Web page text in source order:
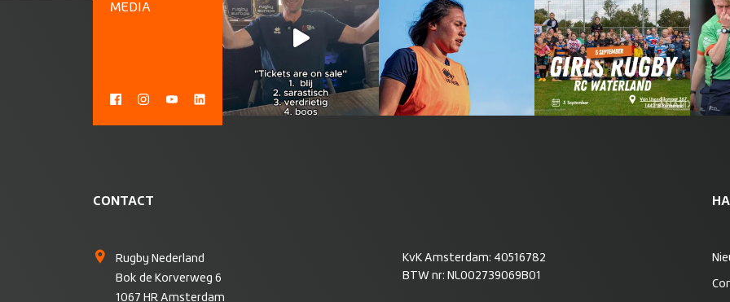
MEDIA
CONTACT
Rugby Nederland
Bok de Korverweg 6
1067 HR Amsterdam
KvK Amsterdam: 40516782
BTW nr: NL002739069B01